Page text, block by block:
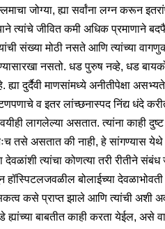
जोग्या, ह्या सर्वांना लग्न करून
त्यांचे जीवित कमी अधिक प्रमाणाने
संख्या मोठी नसते आणि त्यांच्या
नसतो. धड पुरुष नव्हे, धड
दुर्दैवी माणसांमध्ये अनीतीपेक्षा
व इतर लांच्छनास्पद निंद्य धंदे
लागलेल्या असतात. त्यांना काही
तसे असतात की नाही, हे सांगण्यास येथे
देवळांशी त्यांचा कोणत्या तरी रीतीने
बोलाईच्या
कसे प्राप्त झाले आणि त्यांची अशी
ह्यांच्या बाबतीत काही करता येईल, असे